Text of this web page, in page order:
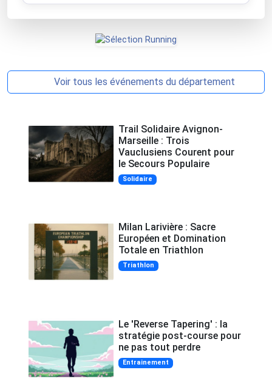
Voir tous les événements du département
Trail Solidaire Avignon-
Marseille : Trois
Vauclusiens Courent pour
le Secours Populaire
Solidaire
Milan Larivière : Sacre
Européen et Domination
Totale en Triathlon
Triathlon
Le 'Reverse Tapering' : la
stratégie post-course pour
ne pas tout perdre
Entrainement